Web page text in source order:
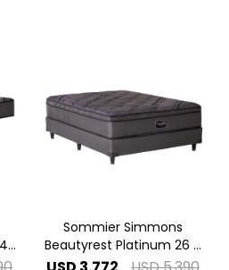
Sommier Simmons
Beautyrest Platinum 26 -
1.40 x 1.90 2 Plazas